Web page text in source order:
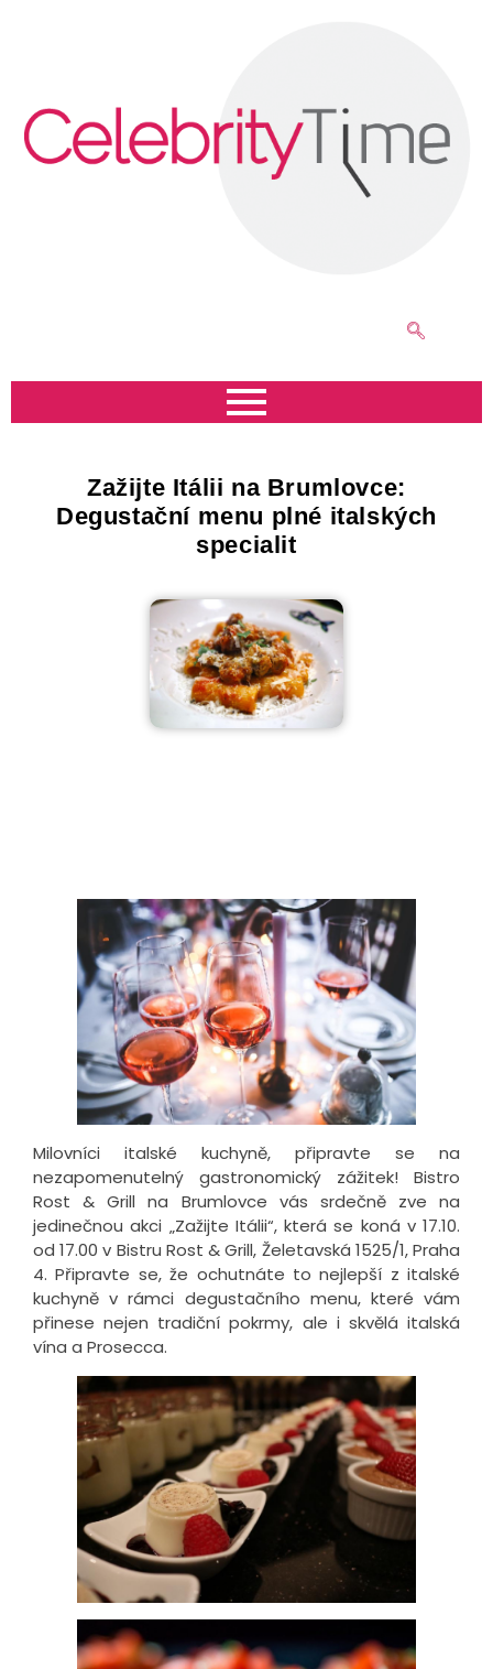
Zažijte Itálii na Brumlovce:
Degustační menu plné italských
specialit
Milovníci italské kuchyně, připravte se na
nezapomenutelný gastronomický zážitek! Bistro
Rost & Grill na Brumlovce vás srdečně zve na
jedinečnou akci „Zažijte Itálii“, která se koná v 17.10.
od 17.00 v Bistru Rost & Grill, Želetavská 1525/1, Praha
4. Připravte se, že ochutnáte to nejlepší z italské
kuchyně v rámci degustačního menu, které vám
přinese nejen tradiční pokrmy, ale i skvělá italská
vína a Prosecca.